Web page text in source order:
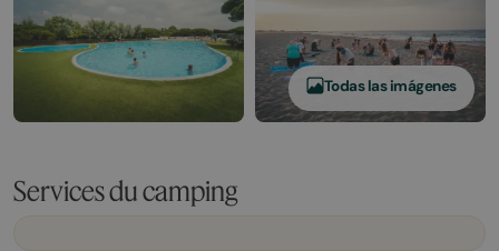
Todas las imágenes
Services du camping